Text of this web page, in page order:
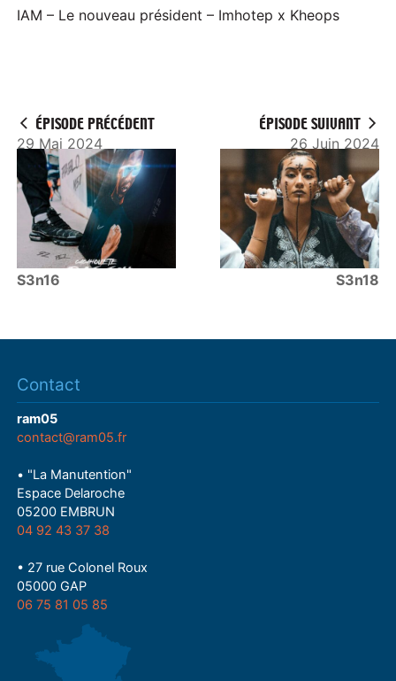
IAM – Le nouveau président – Imhotep x Kheops
ÉPISODE PRÉCÉDENT
29 Mai 2024
S3n16
ÉPISODE SUIVANT
26 Juin 2024
S3n18
Contact
ram05
contact@ram05.fr
• "La Manutention"
Espace Delaroche
05200 EMBRUN
04 92 43 37 38
• 27 rue Colonel Roux
05000 GAP
06 75 81 05 85